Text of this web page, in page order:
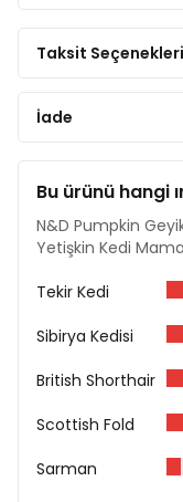
Fisilyum Kabuk
Kurutulmuş Bira
Analiz Tablosu
Ham Protein
Ham Yağ %20
Ham Lif %1,80
Ham Kül %8,70
Kalsiyum %1,10
Fosfor %0,90
Omega-6
Omega-3
EPA %0,30
Besin Katkı
Taksit Seçenekleri
İade
Bu ürünü hangi
N&D Pumpkin Geyik
Yetişkin Kedi
Tekir Kedi
Sibirya Kedisi
British Shorthair
Scottish Fold
Sarman